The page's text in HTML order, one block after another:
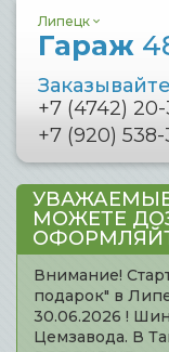
Липецк
Гараж
+7 (4742)
+7 (920)
МОЖЕТЕ
Внимание!
подарок" в
30.06.2026 !
Цемзавода. В